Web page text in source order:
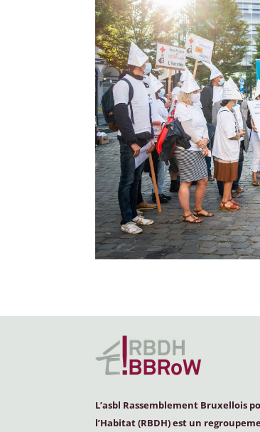
L’asbl Rassemblement Bruxellois
l’Habitat (RBDH) est un